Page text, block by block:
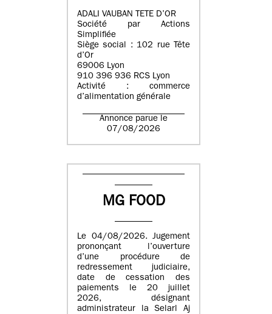
ADALI VAUBAN TETE D’OR
Société par Actions
Simplifiée
Siège social : 102 rue Tête
d’Or
69006 Lyon
910 396 936 RCS Lyon
Activité : commerce
d’alimentation générale
Annonce parue le
07/08/2026
MG FOOD
Le 04/08/2026. Jugement
prononçant l’ouverture
d’une procédure de
redressement judiciaire,
date de cessation des
paiements le 20 juillet
2026, désignant
administrateur la Selarl Aj